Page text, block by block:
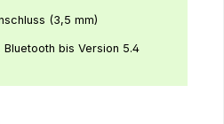
(3,5 mm)
Bluetooth bis Version 5.4